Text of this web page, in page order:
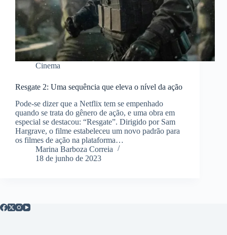
Cinema
Resgate 2: Uma sequência que eleva o nível da ação
Pode-se dizer que a Netflix tem se empenhado
quando se trata do gênero de ação, e uma obra em
especial se destacou: “Resgate”. Dirigido por Sam
Hargrave, o filme estabeleceu um novo padrão para
os filmes de ação na plataforma…
Marina Barboza Correia
18 de junho de 2023